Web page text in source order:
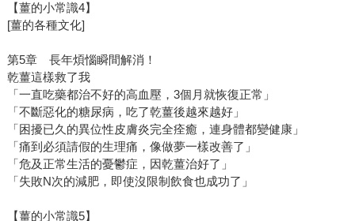
【薑的小常識4】
[薑的各種文化]
第5章 長年煩惱瞬間解消！
乾薑這樣救了我
「一直吃藥都治不好的高血壓，3個月就恢復正常」
「不斷惡化的糖尿病，吃了乾薑後越來越好」
「困擾已久的異位性皮膚炎完全痊癒，連身體都變健康」
「痛到必須請假的生理痛，像做夢一樣改善了」
「危及正常生活的憂鬱症，因乾薑治好了」
「失敗N次的減肥，即使沒限制飲食也成功了」
【薑的小常識5】